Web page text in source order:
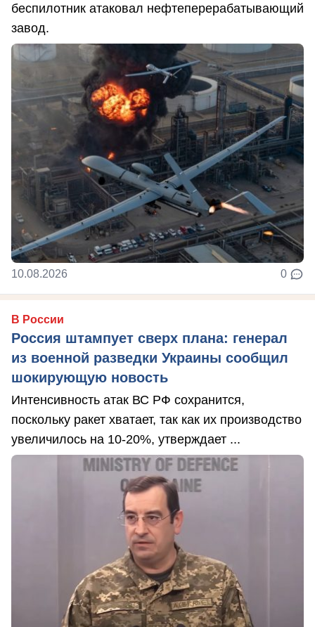
беспилотник атаковал нефтеперерабатывающий
завод.
10.08.2026 0
В России
Россия штампует сверх плана: генерал
из военной разведки Украины сообщил
шокирующую новость
Интенсивность атак ВС РФ сохранится,
поскольку ракет хватает, так как их производство
увеличилось на 10-20%, утверждает ...